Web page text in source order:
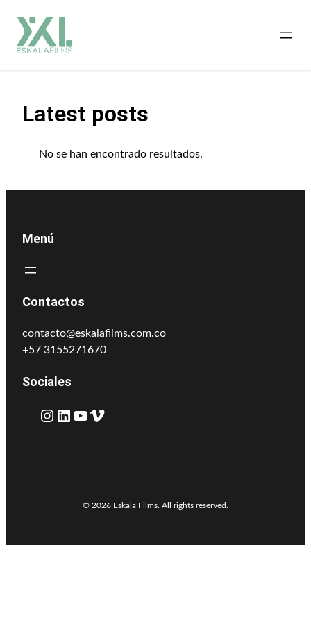
Latest posts
No se han encontrado resultados.
Menú
Contactos
contacto@eskalafilms.com.co
+57 3155271670
Sociales
Instagram LinkedIn YouTube Vimeo
© 2026 Eskala Films. All rights reserved.